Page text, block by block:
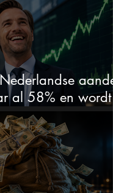
al 58% en wordt
onderschat